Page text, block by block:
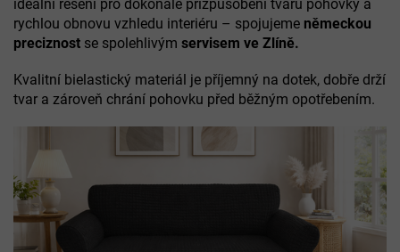
ideální řešení pro dokonalé přizpůsobení tvaru pohovky a
rychlou obnovu vzhledu interiéru – spojujeme německou
preciznost se spolehlivým servisem ve Zlíně.
Kvalitní bielastický materiál je příjemný na dotek, dobře drží
tvar a zároveň chrání pohovku před běžným opotřebením.